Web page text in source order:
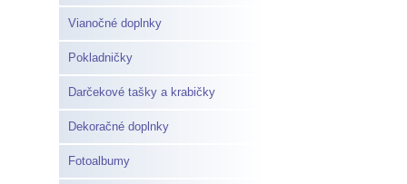
Vianočné doplnky
Pokladničky
Darčekové tašky a krabičky
Dekoračné doplnky
Fotoalbumy